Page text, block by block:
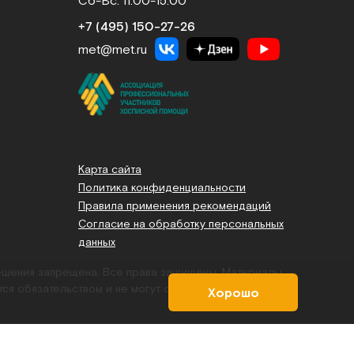
+7 (495) 150‑27‑26
met@met.ru
Карта сайта
Политика конфиденциальности
Правила применения рекомендаций
Согласие на обработку персональных
данных
запрещена. Все права защищены.Материалы,
обязательством и не могут служить основанием для
Хорошо